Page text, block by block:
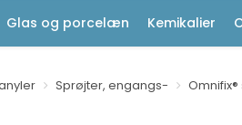
Glas og porcelæn Kemikalier
Sprøjter, engangs-